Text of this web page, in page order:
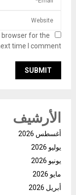
browser for the
time I comment.
الأرشيف
أغسطس 2026
يوليو 2026
يونيو 2026
مايو 2026
أبريل 2026